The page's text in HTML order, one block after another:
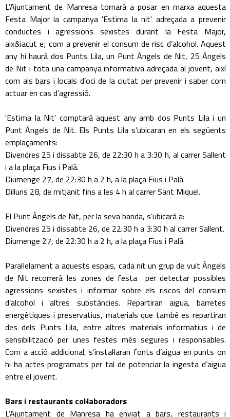
L’Ajuntament de Manresa tornarà a posar en marxa aquesta
Festa Major la campanya 'Estima la nit' adreçada a prevenir
conductes i agressions sexistes durant la Festa Major,
aix&iacut e; com a prevenir el consum de risc d’alcohol. Aquest
any hi haurà dos Punts Lila, un Punt Àngels de Nit, 25 Àngels
de Nit i tota una campanya informativa adreçada al jovent, així
com als bars i locals d’oci de la ciutat per prevenir i saber com
actuar en cas d’agressió.
'Estima la Nit' comptarà aquest any amb dos Punts Lila i un
Punt Àngels de Nit. Els Punts Lila s’ubicaran en els següents
emplaçaments:
Divendres 25 i dissabte 26, de 22:30 h a 3:30 h, al carrer Sallent
i a la plaça Fius i Palà.
Diumenge 27, de 22:30 h a 2 h, a la plaça Fius i Palà.
Dilluns 28, de mitjanit fins a les 4 h al carrer Sant Miquel.
El Punt Àngels de Nit, per la seva banda, s’ubicarà a:
Divendres 25 i dissabte 26, de 22:30 h a 3:30 h al carrer Sallent.
Diumenge 27, de 22:30 h a 2 h, a la plaça Fius i Palà.
Paral·lelament a aquests espais, cada nit un grup de vuit Àngels
de Nit recorrerà les zones de festa per detectar possibles
agressions sexistes i informar sobre els riscos del consum
d’alcohol i altres substàncies. Repartiran aigua, barretes
energètiques i preservatius, materials que també es repartiran
des dels Punts Lila, entre altres materials informatius i de
sensibilització per unes festes més segures i responsables.
Com a acció addicional, s’instal·laran fonts d’aigua en punts on
hi ha actes programats per tal de potenciar la ingesta d’aigua
entre el jovent.
Bars i restaurants col·laboradors
L’Ajuntament de Manresa ha enviat a bars, restaurants i